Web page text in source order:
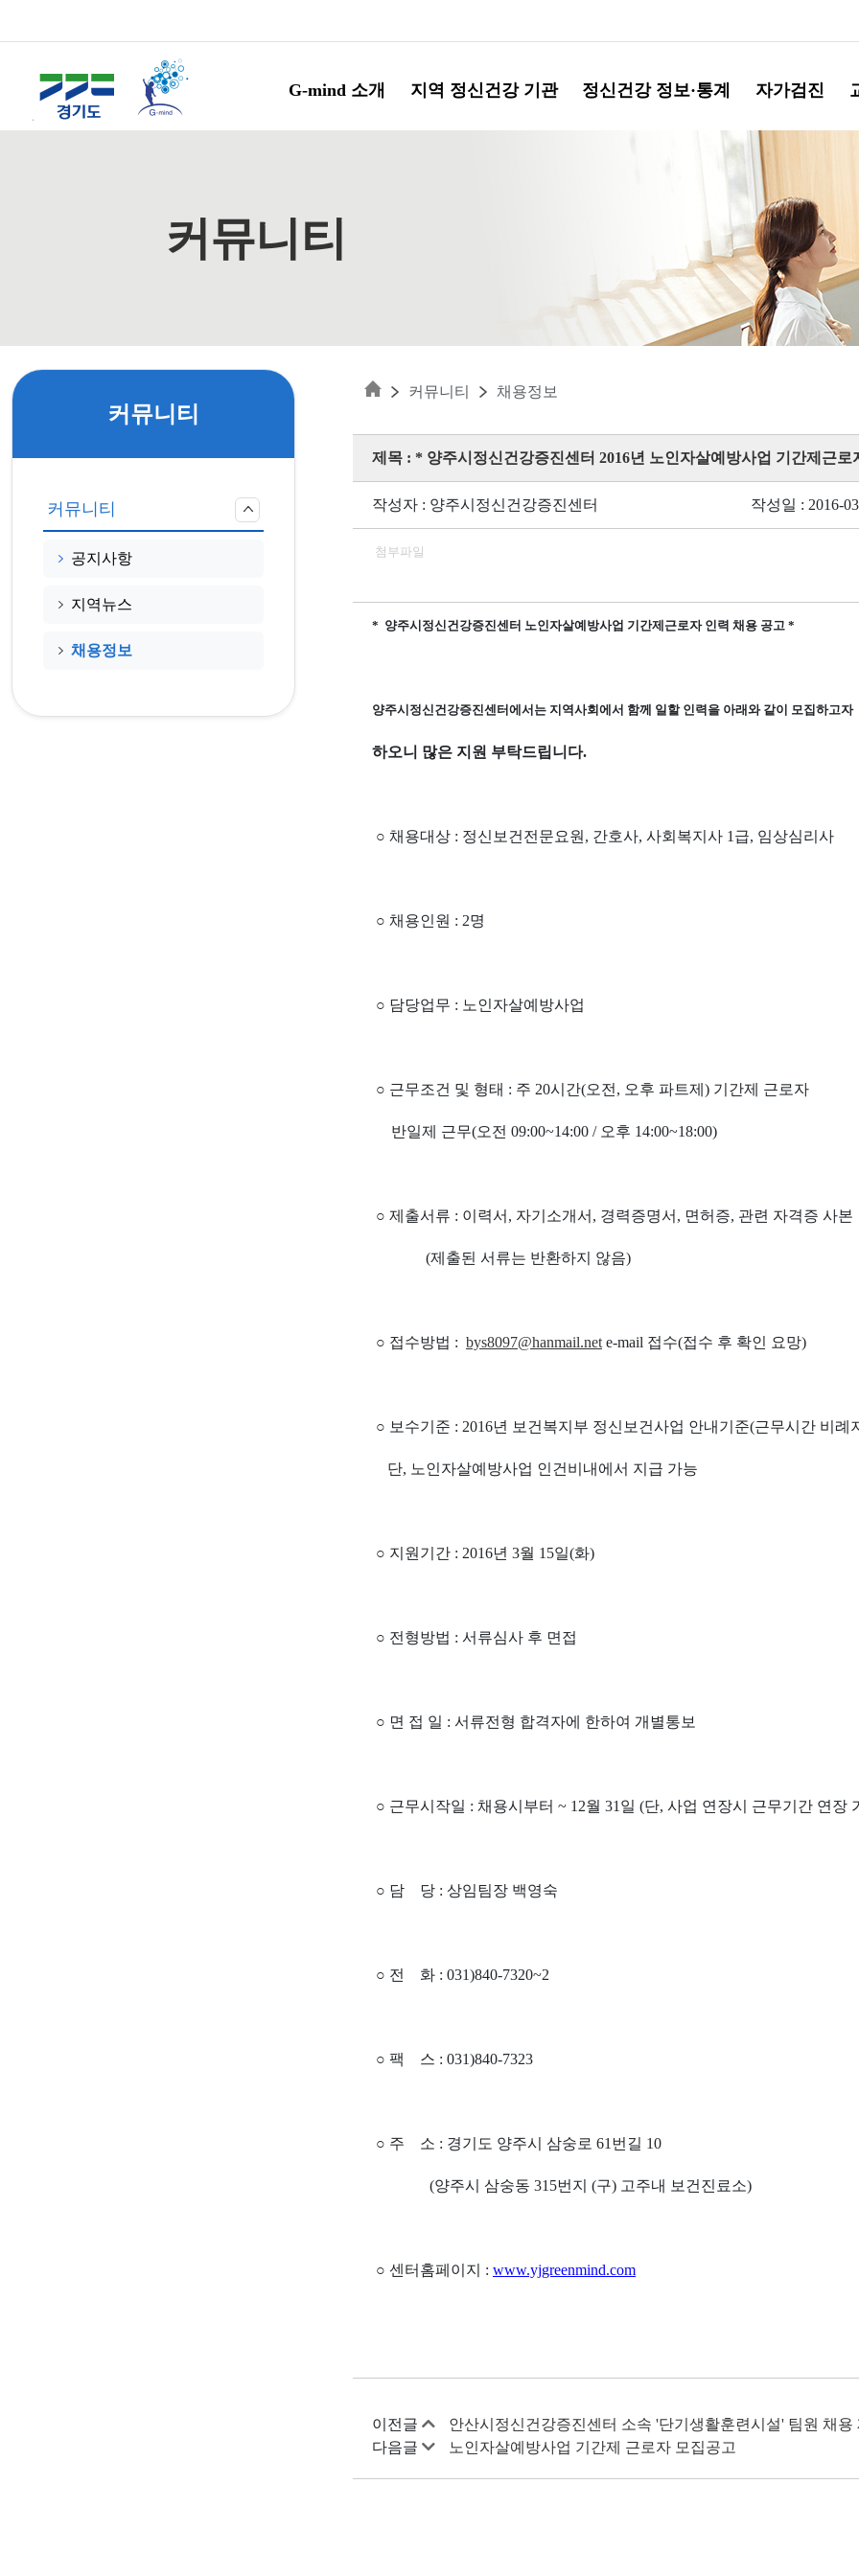
G-mind 소개 지역 정신건강 기관 정신건강 정보·통계 자가검진
커뮤니티
커뮤니티
커뮤니티
공지사항
지역뉴스
채용정보
커뮤니티 채용정보
제목 : * 양주시정신건강증진센터 2016년 노인자살예방사업 기간제근로
작성자 : 양주시정신건강증진센터 작성일 : 2016-
첨부파일
* 양주시정신건강증진센터 노인자살예방사업 기간제근로자 인력 채용 공고 *
양주시정신건강증진센터에서는 지역사회에서 함께 일할 인력을 아래와 같이 모집하고자
하오니 많은 지원 부탁드립니다.
○ 채용대상 : 정신보건전문요원, 간호사, 사회복지사 1급, 임상심리사
○ 채용인원 : 2명
○ 담당업무 : 노인자살예방사업
○ 근무조건 및 형태 : 주 20시간(오전, 오후 파트제) 기간제 근로자
반일제 근무(오전 09:00~14:00 / 오후 14:00~18:00)
○ 제출서류 : 이력서, 자기소개서, 경력증명서, 면허증, 관련 자격증 사본
(제출된 서류는 반환하지 않음)
○ 접수방법 : bys8097@hanmail.net e-mail 접수(접수 후 확인 요망)
○ 보수기준 : 2016년 보건복지부 정신보건사업 안내기준(근무시간 비례
단, 노인자살예방사업 인건비내에서 지급 가능
○ 지원기간 : 2016년 3월 15일(화)
○ 전형방법 : 서류심사 후 면접
○ 면 접 일 : 서류전형 합격자에 한하여 개별통보
○ 근무시작일 : 채용시부터 ~ 12월 31일 (단, 사업 연장시 근무기간 연장
○ 담 당 : 상임팀장 백영숙
○ 전 화 : 031)840-7320~2
○ 팩 스 : 031)840-7323
○ 주 소 : 경기도 양주시 삼숭로 61번길 10
(양주시 삼숭동 315번지 (구) 고주내 보건진료소)
○ 센터홈페이지 : www.yjgreenmind.com
이전글
안산시정신건강증진센터 소속 '단기생활훈련시설' 팀원 채용
다음글
노인자살예방사업 기간제 근로자 모집공고